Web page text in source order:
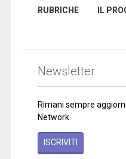
RUBRICHE
IL
Newsletter
Rimani sempre
Network
ISCRIVITI